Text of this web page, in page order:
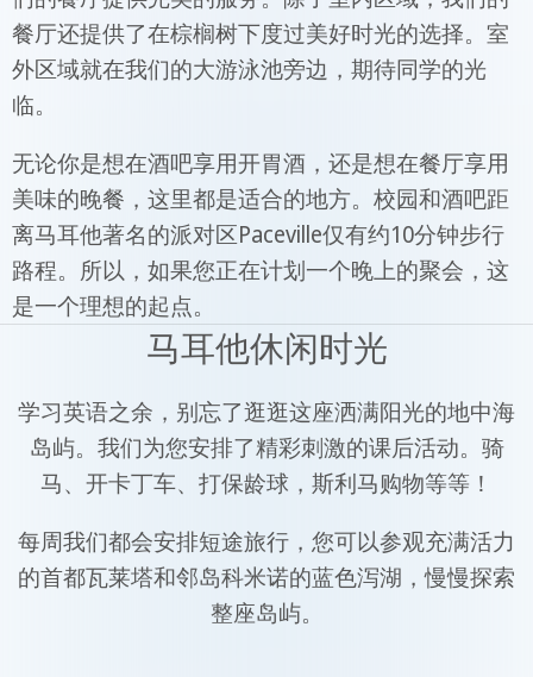
餐厅还提供了在棕榈树下度过美好时光的选择。室
外区域就在我们的大游泳池旁边，期待同学的光
临。
无论你是想在酒吧享用开胃酒，还是想在餐厅享用
美味的晚餐，这里都是适合的地方。校园和酒吧距
离马耳他著名的派对区Paceville仅有约10分钟步行
路程。所以，如果您正在计划一个晚上的聚会，这
是一个理想的起点。
马耳他休闲时光
学习英语之余，别忘了逛逛这座洒满阳光的地中海
岛屿。我们为您安排了精彩刺激的课后活动。骑
马、开卡丁车、打保龄球，斯利马购物等等！
每周我们都会安排短途旅行，您可以参观充满活力
的首都瓦莱塔和邻岛科米诺的蓝色泻湖，慢慢探索
整座岛屿。